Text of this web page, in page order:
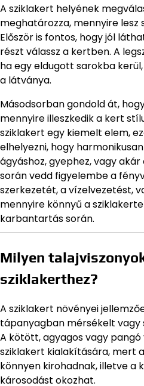
A sziklakert helyének
meghatározza, mennyire lesz
Először is fontos, hogy jól
részt válassz a kertben. A
ha egy eldugott sarokba
a látványa.
Másodsorban gondold át,
mennyire illeszkedik a kert
sziklakert egy kiemelt elem,
elhelyezni, hogy
ágyáshoz, gyephez, vagy
során vedd figyelembe a
szerkezetét, a vízelvezetést,
mennyire könnyű a
karbantartás során.
Milyen
sziklakerthez?
A sziklakert növényei
tápanyagban mérsékelt vagy
A kötött, agyagos vagy
sziklakert kialakítására, mert
könnyen kirohadnak, illetve a
károsodást okozhat.